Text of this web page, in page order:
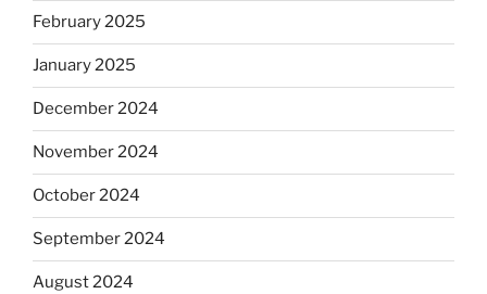
February 2025
January 2025
December 2024
November 2024
October 2024
September 2024
August 2024